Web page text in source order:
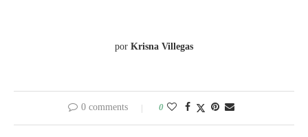
por Krisna Villegas
0 comments 0